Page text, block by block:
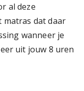
al deze
matras dat daar
wanneer je
uit jouw 8 uren